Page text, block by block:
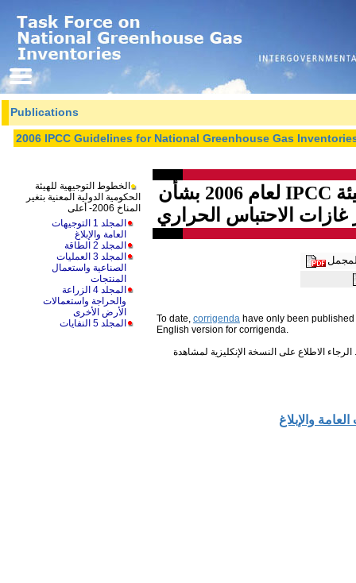
Publications
2006 IPCC Guidelines for National Greenhouse Gas
الخطوط التوجيهية للهيئة
الحكومية الدولية المعنية بتغير
المناخ 2006- أعلى
المجلد 1 التوجيهات
العامة والإبلاغ
المجلد 2 الطاقة
المجلد 3 العمليات
الصناعية واستعمال
المنتجات
المجلد 4 الزراعة
والحراجة واستعمالات
الأرض الأخرى
المجلد 5 النفايات
الخطوط التوجيهية لهيئة IPCC لعام 2006 بشأن
غازات الاحتباس الحراري
To date, corrigenda have only been
English version for corrigenda.
الاطلاع على النسخة الإنكليزية لمشاهدة